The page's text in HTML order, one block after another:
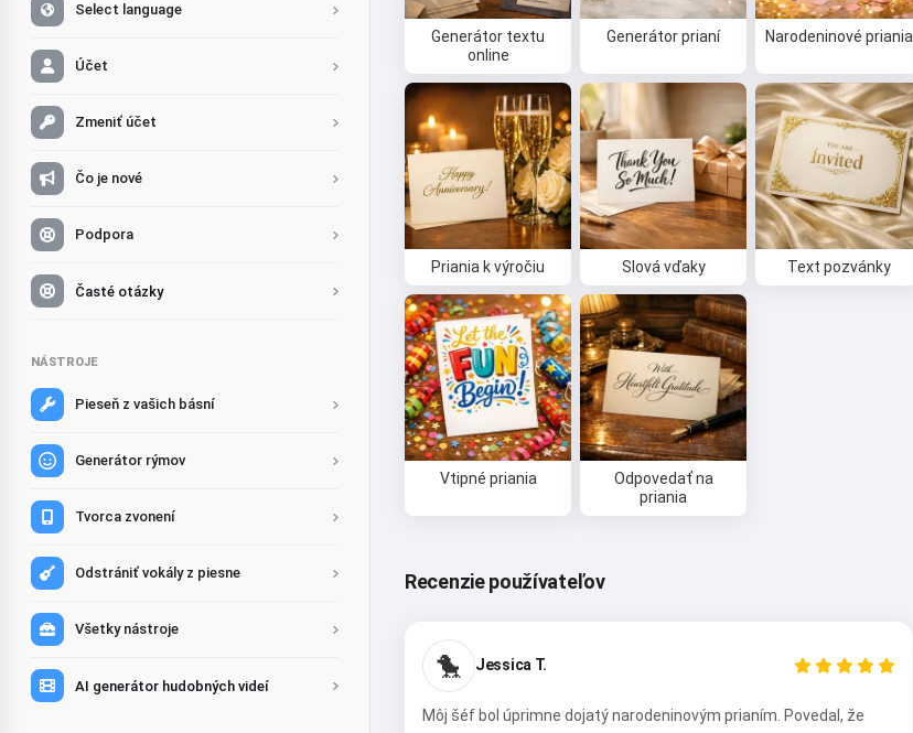
Select language
Účet
Zmeniť účet
Čo je nové
Podpora
Časté otázky
NÁSTROJE
Pieseň z vašich básní
Generátor rýmov
Tvorca zvonení
Odstrániť vokály z piesne
Všetky nástroje
AI generátor hudobných videí
Generátor textu
online
Generátor prianí Narodeninové priania
Priania k výročiu Slová vďaky Text pozvánky
Vtipné priania
Odpovedať na
priania
Recenzie používateľov
🐤 Jessica T.
Môj šéf bol úprimne dojatý narodeninovým prianím. Povedal, že